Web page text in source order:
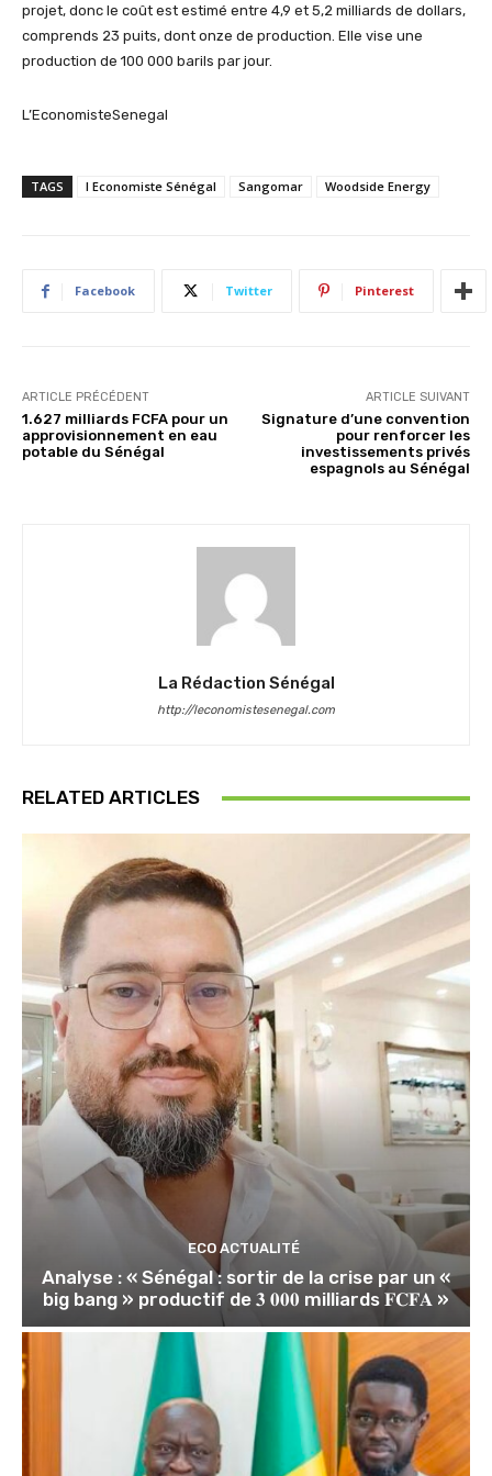
projet, donc le coût est estimé entre 4,9 et 5,2 milliards de dollars,
comprends 23 puits, dont onze de production. Elle vise une
production de 100 000 barils par jour.
L’EconomisteSenegal
TAGS l Economiste Sénégal Sangomar Woodside Energy
Facebook Twitter Pinterest
ARTICLE PRÉCÉDENT
1.627 milliards FCFA pour un
approvisionnement en eau
potable du Sénégal
ARTICLE SUIVANT
Signature d’une convention
pour renforcer les
investissements privés
espagnols au Sénégal
La Rédaction Sénégal
http://leconomistesenegal.com
RELATED ARTICLES
ECO ACTUALITÉ
Analyse : « Sénégal : sortir de la crise par un «
big bang » productif de 𝟑 𝟎𝟎𝟎 milliards 𝐅𝐂𝐅𝐀 »